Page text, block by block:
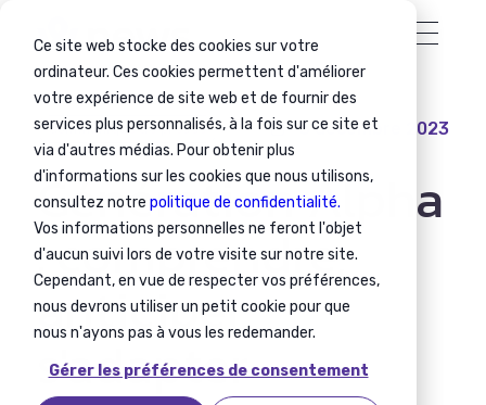
Ce site web stocke des cookies sur votre
ordinateur. Ces cookies permettent d'améliorer
votre expérience de site web et de fournir des
services plus personnalisés, à la fois sur ce site et
via d'autres médias. Pour obtenir plus
d'informations sur les cookies que nous utilisons,
consultez notre politique de confidentialité.
Vos informations personnelles ne feront l'objet
d'aucun suivi lors de votre visite sur notre site.
Cependant, en vue de respecter vos préférences,
nous devrons utiliser un petit cookie pour que
nous n'ayons pas à vous les redemander.
Gérer les préférences de consentement
Communiqué de presse 5 décembre 2023
Génération Alpha
: comprendre,
anticiper,
s'adapter